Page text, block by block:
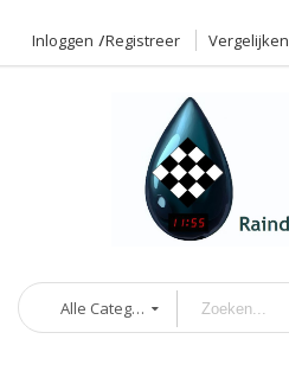
Inloggen Registreer Vergelijken
Alle Categorieën